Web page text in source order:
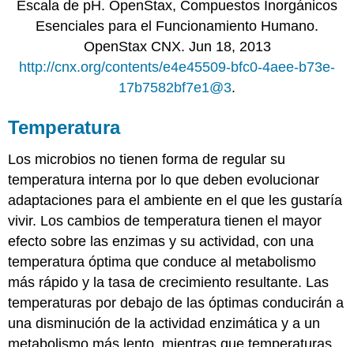
Escala de pH. OpenStax, Compuestos Inorgánicos
Esenciales para el Funcionamiento Humano.
OpenStax CNX. Jun 18, 2013
http://cnx.org/contents/e4e45509-bfc0-4aee-b73e-
17b7582bf7e1@3.
Temperatura
Los microbios no tienen forma de regular su
temperatura interna por lo que deben evolucionar
adaptaciones para el ambiente en el que les gustaría
vivir. Los cambios de temperatura tienen el mayor
efecto sobre las enzimas y su actividad, con una
temperatura óptima que conduce al metabolismo
más rápido y la tasa de crecimiento resultante. Las
temperaturas por debajo de las óptimas conducirán a
una disminución de la actividad enzimática y a un